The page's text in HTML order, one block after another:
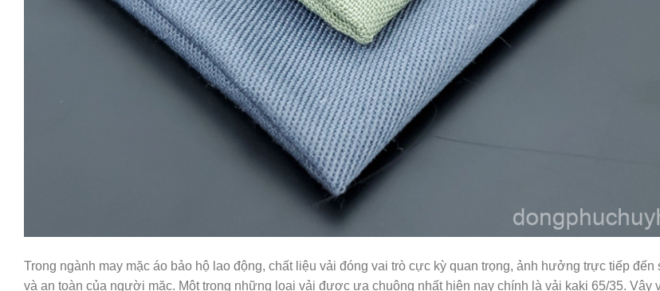
Trong ngành may mặc áo bảo hộ lao động, chất liệu vải đóng vai trò cực kỳ quan trọng, ảnh hưởng trực tiếp đến
và an toàn của người mặc. Một trong những loại vải được ưa chuộng nhất hiện nay chính là vải kaki 65/35. Vậy